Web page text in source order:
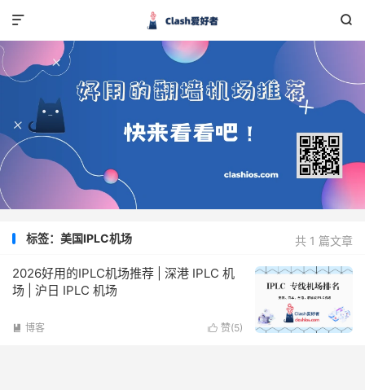


共 1 篇文章
标签：美国IPLC机场
2026好用的IPLC机场推荐 | 深港 IPLC 机
场 | 沪日 IPLC 机场
 赞(5)
 博客